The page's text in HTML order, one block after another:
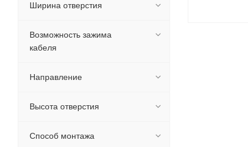
Ширина отверстия
Возможность зажима
кабеля
Направление
Высота отверстия
Способ монтажа